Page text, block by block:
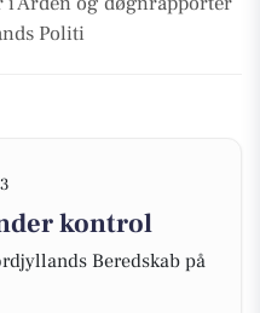
Politi
kontrol
Beredskab på